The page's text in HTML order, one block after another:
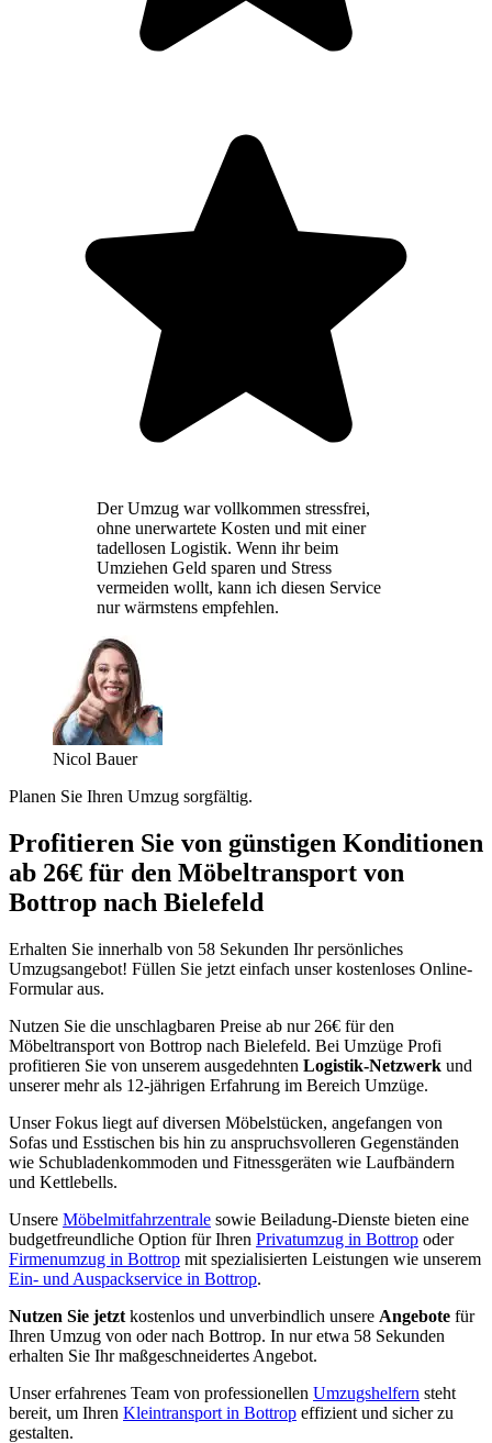
Der Umzug war vollkommen stressfrei,
ohne unerwartete Kosten und mit einer
tadellosen Logistik. Wenn ihr beim
Umziehen Geld sparen und Stress
vermeiden wollt, kann ich diesen Service
nur wärmstens empfehlen.
Nicol Bauer
Planen Sie Ihren Umzug sorgfältig.
Profitieren Sie von günstigen Konditionen
ab 26€ für den Möbeltransport von
Bottrop nach Bielefeld
Erhalten Sie innerhalb von 58 Sekunden Ihr persönliches
Umzugsangebot! Füllen Sie jetzt einfach unser kostenloses Online-
Formular aus.
Nutzen Sie die unschlagbaren Preise ab nur 26€ für den
Möbeltransport von Bottrop nach Bielefeld. Bei Umzüge Profi
profitieren Sie von unserem ausgedehnten Logistik-Netzwerk und
unserer mehr als 12-jährigen Erfahrung im Bereich Umzüge.
Unser Fokus liegt auf diversen Möbelstücken, angefangen von
Sofas und Esstischen bis hin zu anspruchsvolleren Gegenständen
wie Schubladenkommoden und Fitnessgeräten wie Laufbändern
und Kettlebells.
Unsere Möbelmitfahrzentrale sowie Beiladung-Dienste bieten eine
budgetfreundliche Option für Ihren Privatumzug in Bottrop oder
Firmenumzug in Bottrop mit spezialisierten Leistungen wie unserem
Ein- und Auspackservice in Bottrop.
Nutzen Sie jetzt kostenlos und unverbindlich unsere Angebote für
Ihren Umzug von oder nach Bottrop. In nur etwa 58 Sekunden
erhalten Sie Ihr maßgeschneidertes Angebot.
Unser erfahrenes Team von professionellen Umzugshelfern steht
bereit, um Ihren Kleintransport in Bottrop effizient und sicher zu
gestalten.